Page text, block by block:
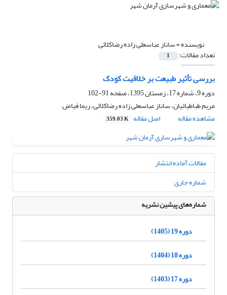
نویسنده =ساناز عباسعلی زاده رضاکلائی
تعداد مقالات: 1
بررسی تأثیر طبیعت بر خلاقیت کودک
دوره 9، شماره 17، زمستان 1395، صفحه
91-102
مریم طباطبائیان، ساناز عباسعلی زاده رضاکلائی، ریما فیاض
مشاهده مقاله
اصل مقاله 359.03 K
مقالات آماده انتشار
شماره جاری
شماره‌های پیشین نشریه
دوره 19 (1405)
دوره 18 (1404)
دوره 17 (1403)